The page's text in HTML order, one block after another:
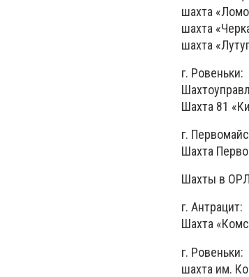
шахта
шахта
шахта
г. Ровеньки:
Шахта 81
г.
Шахта
Шахты в
г. Антрацит:
Шахта
г. Ровеньки:
шахта им.